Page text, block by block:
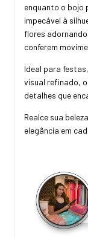
enquanto o bojo
impecável à
flores
conferem
Ideal para
visual refinado, o
detalhes que
Realce sua
elegância em